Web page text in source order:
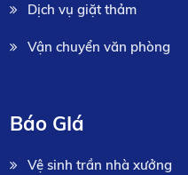
Dịch vụ giặt thảm
Vận chuyển văn phòng
Báo GIá
Vệ sinh trần nhà xưởng